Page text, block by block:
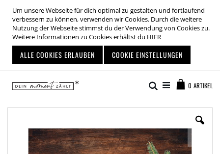
Um unsere Webseite für dich optimal zu gestalten und fortlaufend
verbessern zu können, verwenden wir Cookies. Durch die weitere
Nutzung der Webseite stimmst du der Verwendung von Cookies zu.
Weitere Informationen zu Cookies erhältst du HIER
ALLE COOKIES ERLAUBEN COOKIE EINSTELLUNGEN
Inhalt
springen
0 ARTIKEL
Suche
Bildgalerie
springen